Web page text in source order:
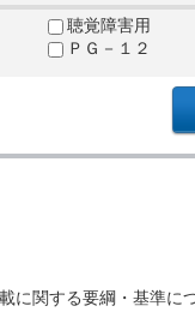
聴覚障害用
ＰＧ－１２
に関する要綱・基準に